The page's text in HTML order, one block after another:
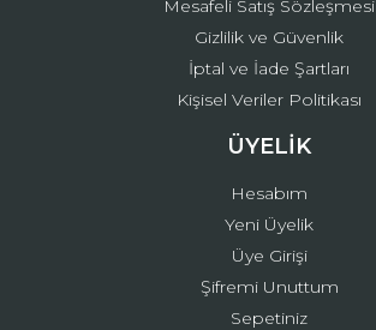
Mesafeli Satış Sözleşmesi
Gizlilik ve Güvenlik
İptal ve İade Şartları
Kişisel Veriler Politikası
ÜYELİK
Hesabım
Yeni Üyelik
Üye Girişi
Şifremi Unuttum
Sepetiniz